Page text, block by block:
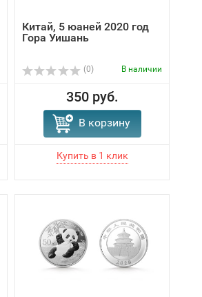
Китай, 5 юаней 2020 год
Гора Уишань
(0) В наличии
350 руб.
В корзину